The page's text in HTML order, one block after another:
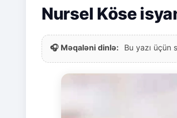
Nursel Köse
🎧 Məqaləni dinlə: Bu yazı üçün